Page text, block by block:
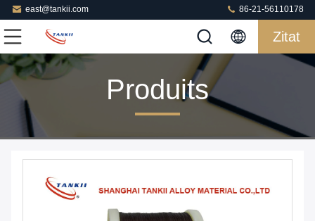
east@tankii.com 86-21-56110178
Zitat
Produits